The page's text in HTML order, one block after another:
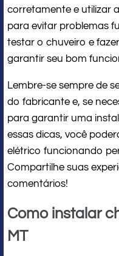
corretamente e utilizar
para evitar problemas
testar o chuveiro e
garantir seu bom
Lembre-se sempre de
do fabricante e, se
para garantir uma
essas dicas, você
elétrico funcionando
Compartilhe suas
comentários!
Como instalar
MT